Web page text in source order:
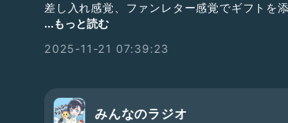
差し入れ感覚、ファンレター感覚でギフトを
質問等、ラジオで読んでほしいお便りを送っ
#男性トーカー #ひとり語り
...もっと読む
2025-11-21 07:39:23
みんなのラジオ